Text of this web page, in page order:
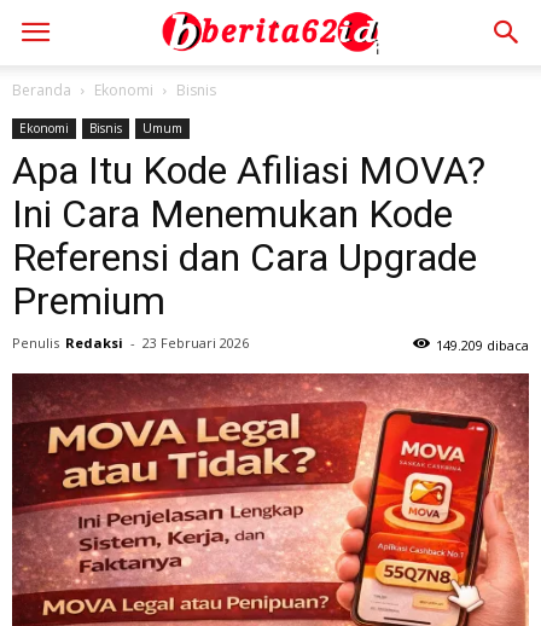
Beranda Ekonomi Bisnis
Ekonomi Bisnis Umum
Apa Itu Kode Afiliasi MOVA?
Ini Cara Menemukan Kode
Referensi dan Cara Upgrade
Premium
Penulis Redaksi - 23 Februari 2026 149.209 dibaca